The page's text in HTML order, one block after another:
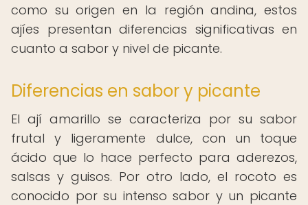
como su origen en la región andina, estos
ajíes presentan diferencias significativas en
cuanto a sabor y nivel de picante.
Diferencias en sabor y picante
El ají amarillo se caracteriza por su sabor
frutal y ligeramente dulce, con un toque
ácido que lo hace perfecto para aderezos,
salsas y guisos. Por otro lado, el rocoto es
conocido por su intenso sabor y un picante